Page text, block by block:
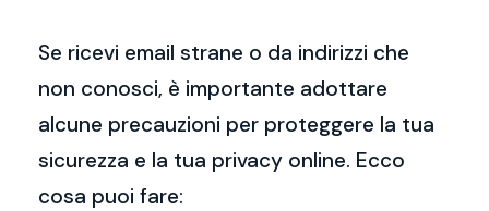
Se ricevi email strane o da indirizzi che
non conosci, è importante adottare
alcune precauzioni per proteggere la tua
sicurezza e la tua privacy online. Ecco
cosa puoi fare: